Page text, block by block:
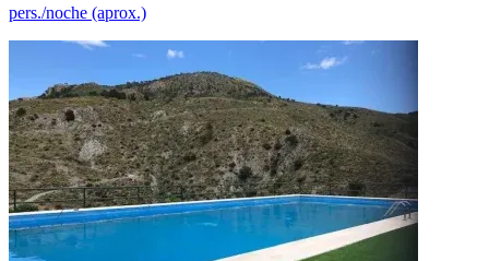
pers./noche (aprox.)